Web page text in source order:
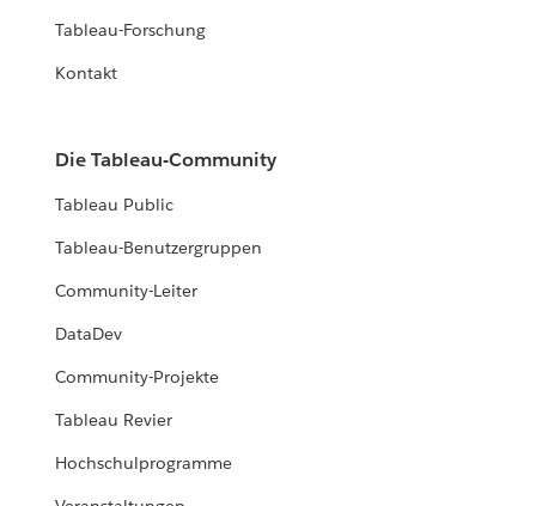
Tableau-Forschung
Kontakt
Die Tableau-Community
Tableau Public
Tableau-Benutzergruppen
Community-Leiter
DataDev
Community-Projekte
Tableau Revier
Hochschulprogramme